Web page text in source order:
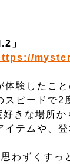
」
験したこと
スピードで2
きな場所か
イテムや、
わずくすっ